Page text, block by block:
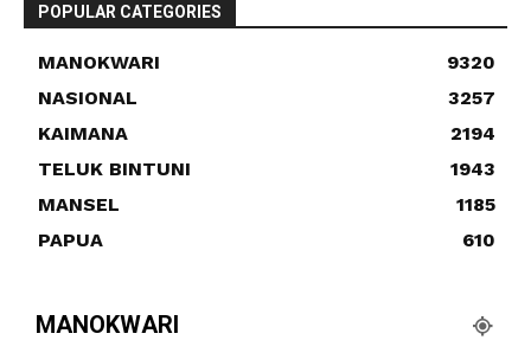
POPULAR CATEGORIES
MANOKWARI
9320
NASIONAL
3257
KAIMANA
2194
TELUK BINTUNI
1943
MANSEL
1185
PAPUA
610
MANOKWARI